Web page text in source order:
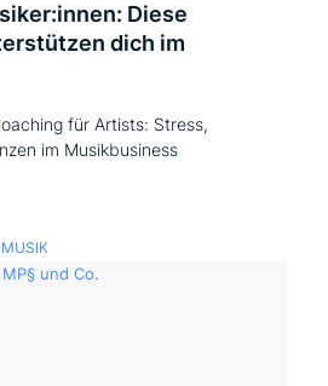
Diese
dich im
für Artists: Stress,
im Musikbusiness